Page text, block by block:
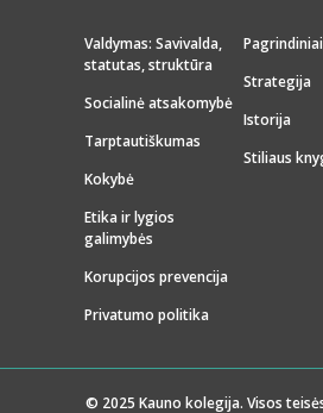
Valdymas: Savivalda,
statutas, struktūra
Socialinė atsakomybė
Tarptautiškumas
Kokybė
Etika ir lygios
galimybės
Korupcijos prevencija
Privatumo politika
Strategija
Istorija
Stiliaus
© 2025 Kauno kolegija. Visos